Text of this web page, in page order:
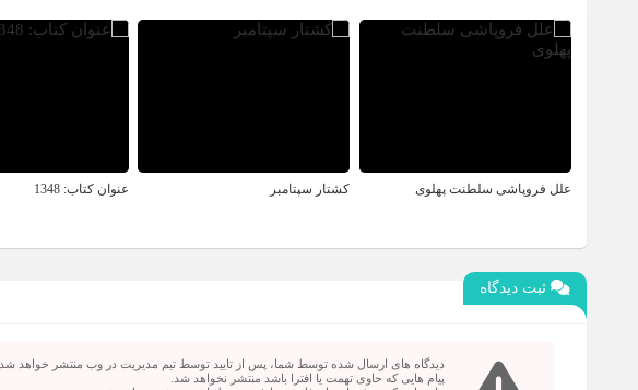
علل فروپاشی سلطنت پهلوی کشتار سپتامبر عنوان کتاب: 1348
ثبت دیدگاه
دیدگاه های ارسال شده توسط شما، پس از تایید توسط تیم مدیریت در وب منتشر خواهد شد.
پیام هایی که حاوی تهمت یا افترا باشد منتشر نخواهد شد.